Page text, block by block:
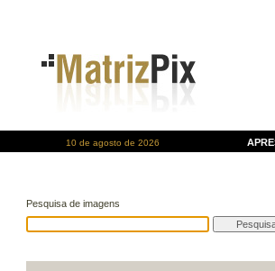
10 de agosto de 2026
Pesquisa de imagens